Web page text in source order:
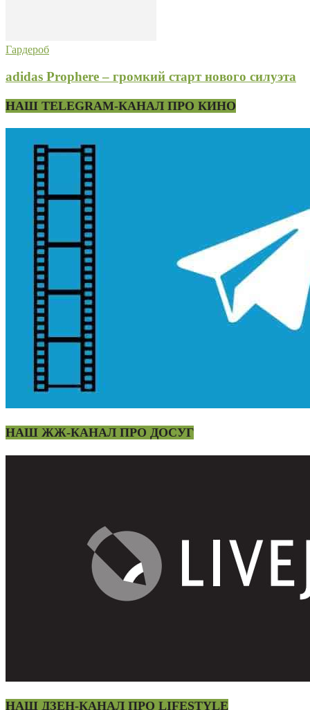
Гардероб
adidas Prophere – громкий старт нового силуэта
НАШ TELEGRAM-КАНАЛ ПРО КИНО
НАШ ЖЖ-КАНАЛ ПРО ДОСУГ
НАШ ДЗЕН-КАНАЛ ПРО LIFESTYLE